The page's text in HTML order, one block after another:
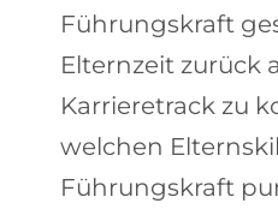
Führungskraft
Elternzeit zurück
Karrieretrack zu
welchen
Führungskraft